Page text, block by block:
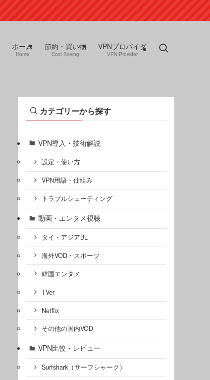
ホーム
Home
節約・買い物
Cost Saving
VPNプロバイダ
VPN Provider
カテゴリーから探す
VPN導入・技術解説
設定・使い方
VPN用語・仕組み
トラブルシューティング
動画・エンタメ視聴
タイ・アジアBL
海外VOD・スポーツ
韓国エンタメ
TVer
Netflix
その他の国内VOD
VPN比較・レビュー
Surfshark（サーフシャーク）